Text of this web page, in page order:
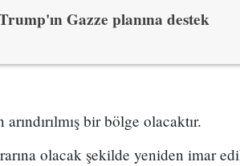
Gazze planına destek
bir bölge olacaktır.
olacak şekilde yeniden imar